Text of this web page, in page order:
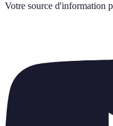
Votre source d'information